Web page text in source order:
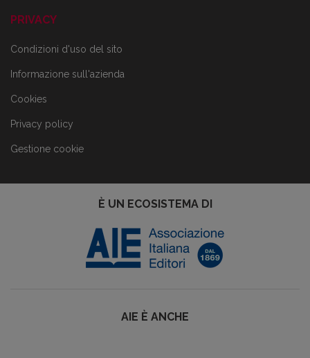
PRIVACY
Condizioni d'uso del sito
Informazione sull'azienda
Cookies
Privacy policy
Gestione cookie
È UN ECOSISTEMA DI
AIE È ANCHE